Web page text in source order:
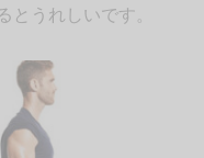
うれしいです。